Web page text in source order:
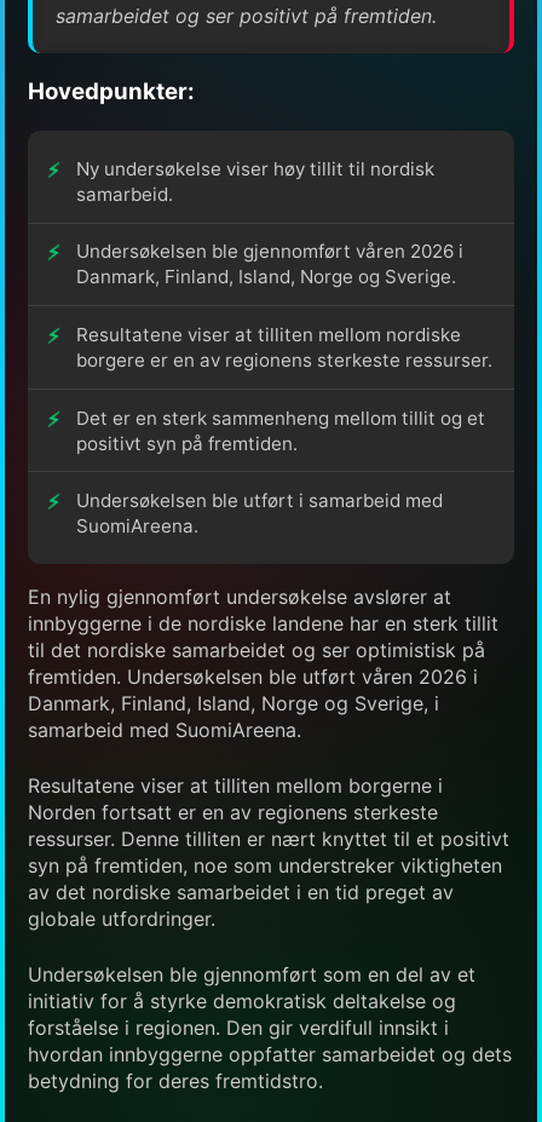
samarbeidet og ser positivt på fremtiden.
Hovedpunkter:
Ny undersøkelse viser høy tillit til nordisk
samarbeid.
Undersøkelsen ble gjennomført våren 2026 i
Danmark, Finland, Island, Norge og Sverige.
Resultatene viser at tilliten mellom nordiske
borgere er en av regionens sterkeste ressurser.
Det er en sterk sammenheng mellom tillit og et
positivt syn på fremtiden.
Undersøkelsen ble utført i samarbeid med
SuomiAreena.
En nylig gjennomført undersøkelse avslører at
innbyggerne i de nordiske landene har en sterk tillit
til det nordiske samarbeidet og ser optimistisk på
fremtiden. Undersøkelsen ble utført våren 2026 i
Danmark, Finland, Island, Norge og Sverige, i
samarbeid med SuomiAreena.
Resultatene viser at tilliten mellom borgerne i
Norden fortsatt er en av regionens sterkeste
ressurser. Denne tilliten er nært knyttet til et positivt
syn på fremtiden, noe som understreker viktigheten
av det nordiske samarbeidet i en tid preget av
globale utfordringer.
Undersøkelsen ble gjennomført som en del av et
initiativ for å styrke demokratisk deltakelse og
forståelse i regionen. Den gir verdifull innsikt i
hvordan innbyggerne oppfatter samarbeidet og dets
betydning for deres fremtidstro.